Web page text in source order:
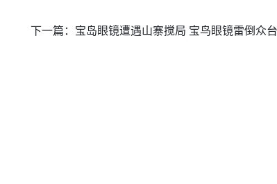
下一篇： 宝岛眼镜遭遇山寨搅局 宝鸟眼镜雷倒众